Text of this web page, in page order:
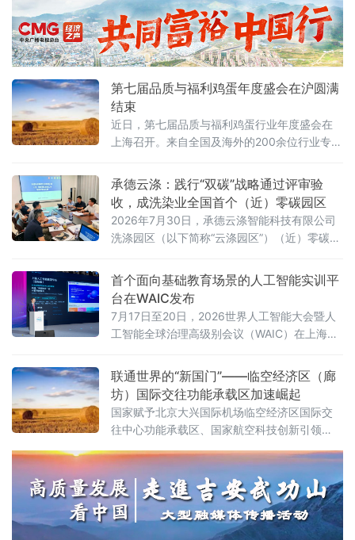
聚洞庭湖畔，这场教育部、湖南省教育厅备案
白名单公益赛事，是落实立德树人、培育时代
新人的重要实践。
第七届品质与福利鸡蛋年度盛会在沪圆满
结束
近日，第七届品质与福利鸡蛋行业年度盛会在
上海召开。来自全国及海外的200余位行业专
绕“蓄势破局，非笼领航”主题，探讨产业转型、
技术创新与消费升级路径。
承德云涤：践行“双碳”战略通过评审验
收，成洗染业全国首个（近）零碳园区
2026年7月30日，承德云涤智能科技有限公司
洗涤园区（以下简称“云涤园区”）（近）零碳洗
行业协会组织专家组对园区进行全面评审，北
京市科学技术研究院资源环境研究所作为零碳
园区建设指导单位全程参与指导。
首个面向基础教育场景的人工智能实训平
台在WAIC发布
7月17日至20日，2026世界人工智能大会暨人
工智能全球治理高级别会议（WAIC）在上海举
WAIC持续汇聚前沿技术、产业实践与全球智
慧，推动人工智能更好地服务经济社会发展。
联通世界的“新国门”——临空经济区（廊
坊）国际交往功能承载区加速崛起
国家赋予北京大兴国际机场临空经济区国际交
往中心功能承载区、国家航空科技创新引领
位。近年来，临空经济区（廊坊）紧扣“三区”建
设目标，依托大兴机场世界级航空枢纽优势，
持续拓展国际商务交往与文化交流功能，全力
构筑首都“新国门”，打造京津冀协同发展的重要
引擎，国际交往中心功能承载区的定位愈发清